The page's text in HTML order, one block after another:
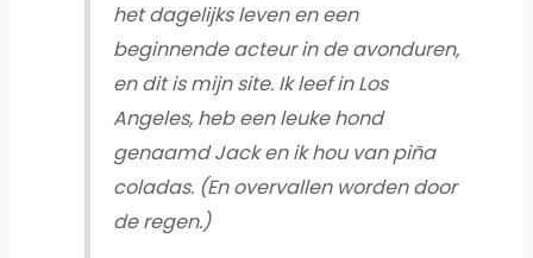
het dagelijks leven en een
beginnende acteur in de avonduren,
en dit is mijn site. Ik leef in Los
Angeles, heb een leuke hond
genaamd Jack en ik hou van piña
coladas. (En overvallen worden door
de regen.)